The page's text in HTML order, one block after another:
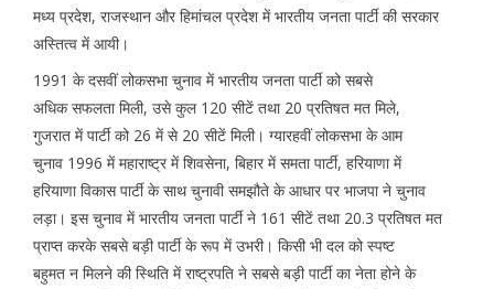
मध्य प्रदेश, राजस्थान और हिमांचल प्रदेश में भारतीय जनता पार्टी की सरकार
अस्तित्व में आयी।
1991 के दसवीं लोकसभा चुनाव में भारतीय जनता पार्टी को सबसे
अधिक सफलता मिली, उसे कुल 120 सीटें तथा 20 प्रतिषत मत मिले,
गुजरात में पार्टी को 26 में से 20 सीटें मिली। ग्यारहवीं लोकसभा के आम
चुनाव 1996 में महाराष्ट्र में शिवसेना, बिहार में समता पार्टी, हरियाणा में
हरियाणा विकास पार्टी के साथ चुनावी समझौते के आधार पर भाजपा ने चुनाव
लड़ा। इस चुनाव में भारतीय जनता पार्टी ने 161 सीटें तथा 20.3 प्रतिषत मत
प्राप्त करके सबसे बड़ी पार्टी के रूप में उभरी। किसी भी दल को स्पष्ट
बहुमत न मिलने की स्थिति में राष्ट्रपति ने सबसे बड़ी पार्टी का नेता होने के